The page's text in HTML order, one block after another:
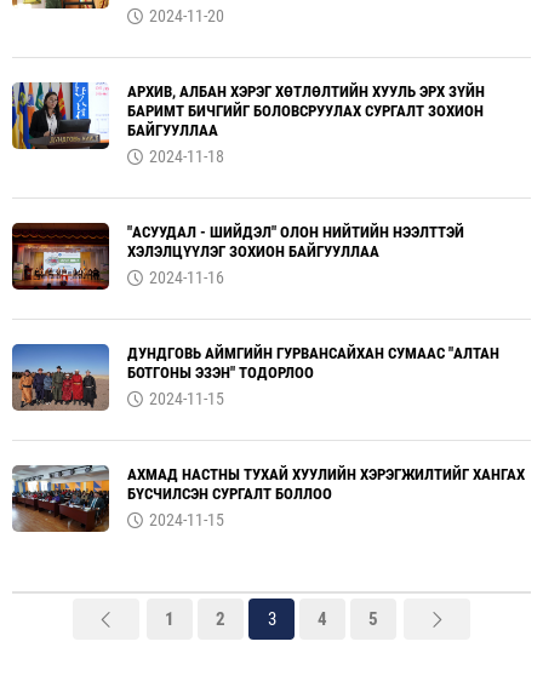
2024-11-20
АРХИВ, АЛБАН ХЭРЭГ ХӨТЛӨЛТИЙН ХУУЛЬ ЭРХ ЗҮЙН
БАРИМТ БИЧГИЙГ БОЛОВСРУУЛАХ СУРГАЛТ ЗОХИОН
БАЙГУУЛЛАА
2024-11-18
"АСУУДАЛ - ШИЙДЭЛ" ОЛОН НИЙТИЙН НЭЭЛТТЭЙ
ХЭЛЭЛЦҮҮЛЭГ ЗОХИОН БАЙГУУЛЛАА
2024-11-16
ДУНДГОВЬ АЙМГИЙН ГУРВАНСАЙХАН СУМААС "АЛТАН
БОТГОНЫ ЭЗЭН" ТОДОРЛОО
2024-11-15
АХМАД НАСТНЫ ТУХАЙ ХУУЛИЙН ХЭРЭГЖИЛТИЙГ ХАНГАХ
БҮСЧИЛСЭН СУРГАЛТ БОЛЛОО
2024-11-15
1 2 3 4 5